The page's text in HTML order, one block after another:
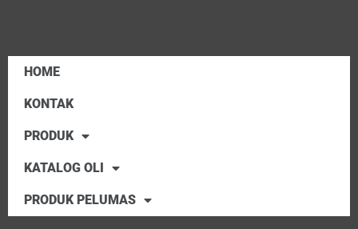
HOME
KONTAK
PRODUK
KATALOG OLI
PRODUK PELUMAS